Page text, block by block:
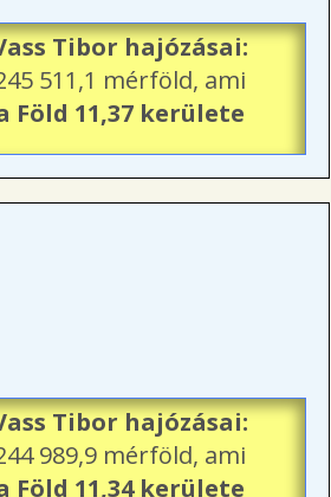
Tibor hajózásai:
511,1 mérföld, ami
Föld 11,37 kerülete
Tibor hajózásai:
989,9 mérföld, ami
Föld 11,34 kerülete